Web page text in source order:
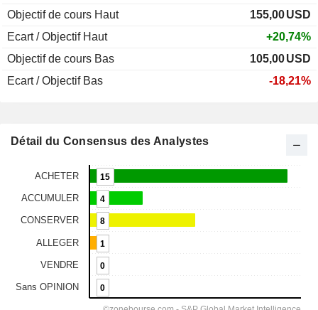
Objectif de cours Haut
155,00USD
Ecart / Objectif Haut
+20,74%
Objectif de cours Bas
105,00USD
Ecart / Objectif Bas
-18,21%
Détail du Consensus des Analystes